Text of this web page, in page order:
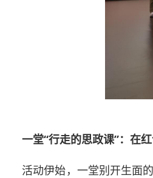
一堂“行走的思政课”：在
活动伊始，一堂别开生面